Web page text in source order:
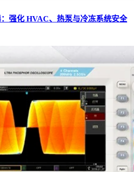
强化 HVAC、热泵与冷冻系统安全